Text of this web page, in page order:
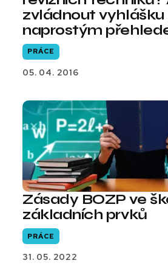
zvládnout vyhlášku
naprostým
PRÁCE
05. 04. 2016
Zásady BOZP ve
základních prvků
PRÁCE
31. 05. 2022